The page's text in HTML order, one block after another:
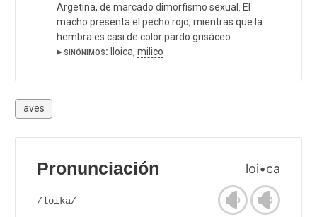
Argetina, de marcado dimorfismo sexual. El
macho presenta el pecho rojo, mientras que la
hembra es casi de color pardo grisáceo.
▸ sinónimos: lloica, milico
aves
Pronunciación loi•ca
/loika/